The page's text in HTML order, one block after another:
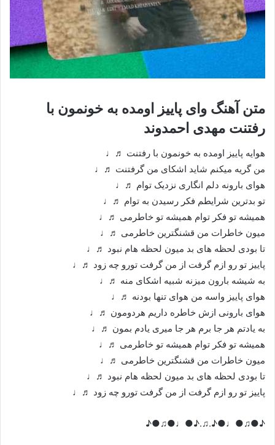
متن آهنگ وای پاییز اومده به خونمون با
رفتنت مهدی احمدوند
هوایه پاییز اومده به خونمون با رفتنت ♬♩
من گریه میکنم شاید اشکای من گرفتنت ♬♩
هوای بارونه دلم انگاری نزدیک توام ♬♩
تو بدترین شرایطم فکر رسیدن به توام ♬♩
همیشه تو فکر توام همیشه تو خاطرمی ♬♩
میون خاطرات من قشنگترین خاطرمی ♬♩
تا بودی لحظه های بد میون لحظه هام نبود ♬♩
پاییز تو رو ازم گرفت از من گرفت تورو چه زود ♬♩
به شیشه بارون میزنه شبیه اشکای منه ♬♩
هوای پاییز واسه من هوای تنها بودنه ♬♩
هوای بارونی ازش خاطره داریم هردومون ♬♩
به یادتم هر جا برم هر جا میری یادم بمون ♬♩
همیشه تو فکر توام همیشه تو خاطرمی ♬♩
میون خاطرات من قشنگترین خاطرمی ♬♩
تا بودی لحظه های بد میون لحظه هام نبود ♬♩
پاییز تو رو ازم گرفت از من گرفت تورو چه زود ♬♩
♪●♫●♩●♪.♫.♪●♩●♫●♪